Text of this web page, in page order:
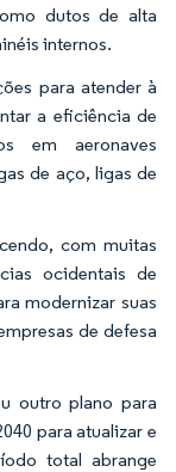
dutos de alta
internos.
para atender à
a eficiência de
em aeronaves
de aço, ligas de
com muitas
ocidentais de
modernizar suas
de defesa
outro plano para
para atualizar e
total abrange